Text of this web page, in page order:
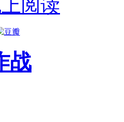
阅读
战